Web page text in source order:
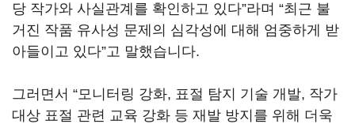
당 작가와 사실관계를 확인하고 있다”라며 “최근 불
거진 작품 유사성 문제의 심각성에 대해 엄중하게 받
아들이고 있다”고 말했습니다.
그러면서 “모니터링 강화, 표절 탐지 기술 개발, 작가
대상 표절 관련 교육 강화 등 재발 방지를 위해 더욱